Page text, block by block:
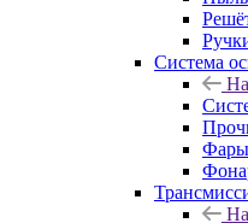
Система
Фары